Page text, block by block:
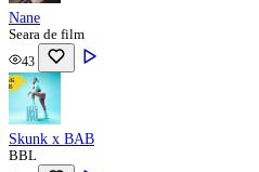
Nane
Seara de film
43
Skunk x BAB
BBL